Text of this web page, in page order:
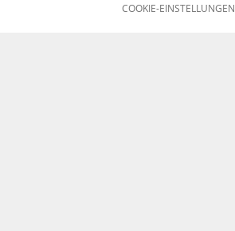
COOKIE-EINSTELLUNGEN